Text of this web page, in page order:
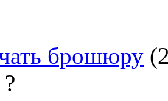
брошюру